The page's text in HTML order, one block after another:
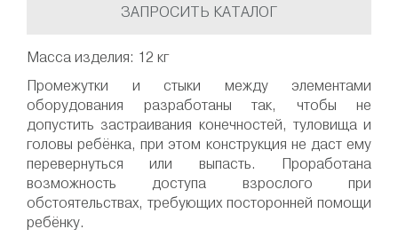
ЗАПРОСИТЬ КАТАЛОГ
Масса изделия: 12 кг
Промежутки и стыки между элементами
оборудования разработаны так, чтобы не
допустить застраивания конечностей, туловища и
головы ребёнка, при этом конструкция не даст ему
перевернуться или выпасть. Проработана
возможность доступа взрослого при
обстоятельствах, требующих посторонней помощи
ребёнку.